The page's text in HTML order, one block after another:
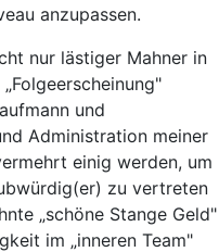
anzupassen.
nur lästiger Mahner in
und
Administration meiner
einig werden, um
zu vertreten
„schöne Stange Geld"
im „inneren Team"